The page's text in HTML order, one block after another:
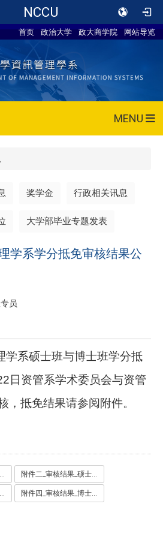
NCCU
首页 政治大学 政大商学院 网站导览
MENU
奖学金 行政相关讯息
大学部毕业专题发表
学系学分抵免审核结果公
员
学系硕士班与博士班学分抵
日资管系学术委员会与资管
，抵免结果请参阅附件。
班先修课.pdf 附件二_审核结果_硕士班必选修课1.pdf
班先修课.pdf 附件四_审核结果_博士班必修课.pdf